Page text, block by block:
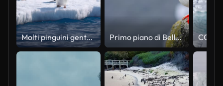
Molti pinguini gentoo stanno sul ghiaccio e poi saltano in acqua. Primo piano di Bella vibrante di pulcinelle di mare atlantiche sulle scogliere di Latrabjarg